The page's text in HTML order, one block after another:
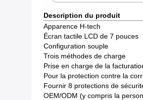
Description du produit
Apparence H-tech
Écran tactile LCD de 7 pouces
Configuration souple
Trois méthodes de charge
Prise en charge de la
Pour la protection contre la
Fournir 8 protections de
OEM/ODM (y compris la